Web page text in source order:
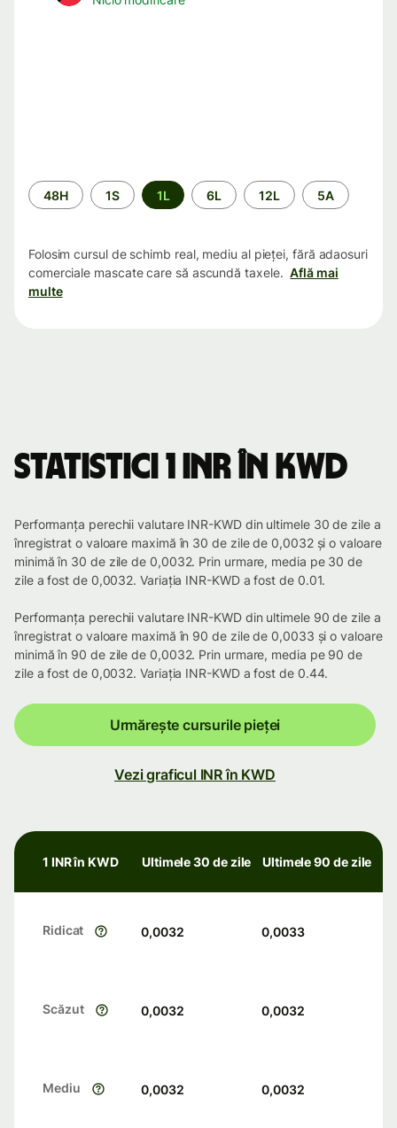
Perioada
48H 1S 1L 6L 12L 5A
Folosim cursul de schimb real, mediu al pieței, fără adaosuri
comerciale mascate care să ascundă taxele. Află mai
multe
Statistici 1 INR în KWD
Performanța perechii valutare INR-KWD din ultimele 30 de zile a
înregistrat o valoare maximă în 30 de zile de 0,0032 și o valoare
minimă în 30 de zile de 0,0032. Prin urmare, media pe 30 de
zile a fost de 0,0032. Variația INR-KWD a fost de 0.01.
Performanța perechii valutare INR-KWD din ultimele 90 de zile a
înregistrat o valoare maximă în 90 de zile de 0,0033 și o valoare
minimă în 90 de zile de 0,0032. Prin urmare, media pe 90 de
zile a fost de 0,0032. Variația INR-KWD a fost de 0.44.
Urmărește cursurile pieței
Vezi graficul INR în KWD
1 INR în KWD Ultimele 30 de zile Ultimele 90 de zile
Ridicat 0,0032 0,0033
Scăzut 0,0032 0,0032
Mediu 0,0032 0,0032